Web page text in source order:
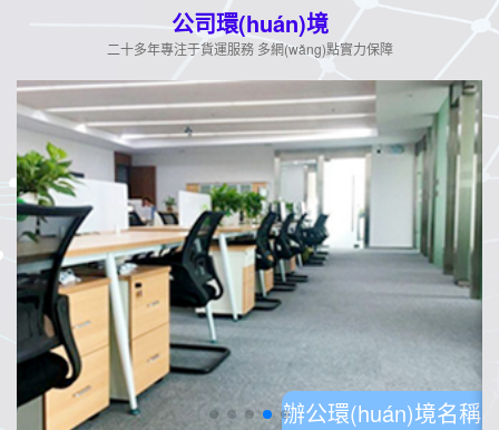
公司環(huán)境
二十多年專注于貨運服務 多網(wǎng)點實力保障
辦公環(huán)境名稱